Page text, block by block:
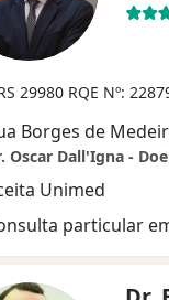
29980 RQE Nº:
Unimed
particular